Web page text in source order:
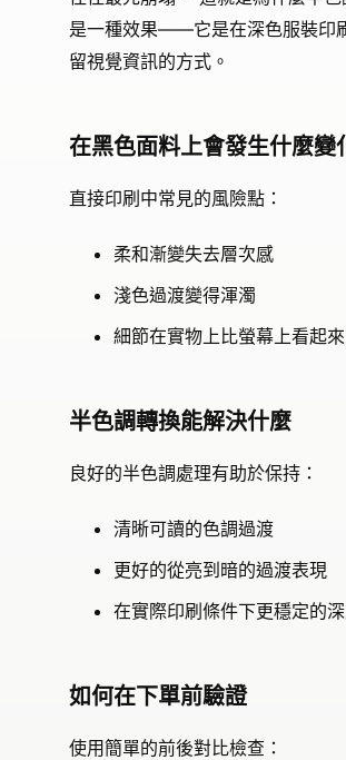
是一種效果——它是在深色服裝印
留視覺資訊的方式。
在黑色面料上會發生什麼變
直接印刷中常見的風險點：
柔和漸變失去層次感
淺色過渡變得渾濁
細節在實物上比螢幕上看起
半色調轉換能解決什麼
良好的半色調處理有助於保持：
清晰可讀的色調過渡
更好的從亮到暗的過渡表現
在實際印刷條件下更穩定的
如何在下單前驗證
使用簡單的前後對比檢查：